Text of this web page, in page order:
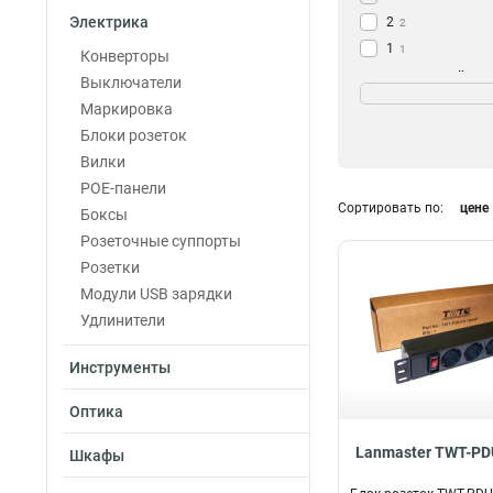
Электрика
Конверторы
Выключатели
Маркировка
Блоки розеток
Вилки
POE-панели
Боксы
Розеточные суппорты
Розетки
Модули USB зарядки
Удлинители
Инструменты
Оптика
Шкафы
2 2
1 1
8 12
Номинальный ток
10A 8
Кол-во фаз
Трехфазный 3
Сортировать по: цене
Lanmaster TWT-